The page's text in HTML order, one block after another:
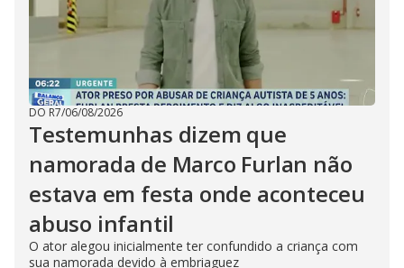
DO R7/06/08/2026
Testemunhas dizem que
namorada de Marco Furlan não
estava em festa onde aconteceu
abuso infantil
O ator alegou inicialmente ter confundido a criança com
sua namorada devido à embriaguez